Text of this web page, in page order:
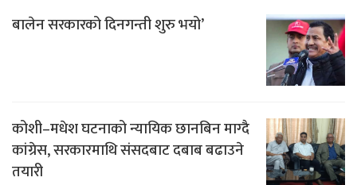
बालेन सरकारको दिनगन्ती शुरु भयो’
कोशी–मधेश घटनाको न्यायिक छानबिन माग्दै
कांग्रेस, सरकारमाथि संसदबाट दबाब बढाउने
तयारी